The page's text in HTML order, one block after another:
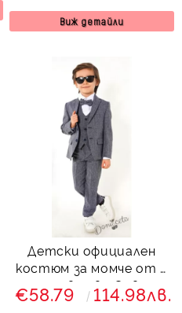
Виж детайли
Детски официален
костюм за момче от 5
части в сиво Сивина
€58.79 114.98лв.